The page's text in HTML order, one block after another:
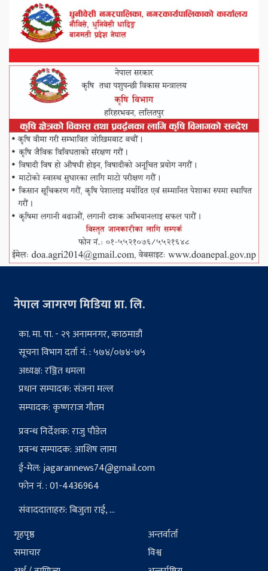
नेपाल जागरण मिडिया प्रा. लि.
का. मा. पा. - २९ अनामनगर, काठमाडौं
सूचना विभाग दर्ता नं. : ५७४/०७४-७५
अध्यक्ष: रञ्जित धमला
प्रधान सम्पादक: संजना मल्ल
सम्पादक: कृष्णराज गौतम
प्रवन्ध निर्देशक: राजु पौडेल
प्रवन्ध सम्पादक: आशिष लामा
ई-मेल:jagarannews74@gmail.com
फोन नं. : 01-4436964
संवाददाताहरु: बिजुता राई, ...
गृहपृष्ठ
समाचार
अन्तर्वार्ता
विश्व